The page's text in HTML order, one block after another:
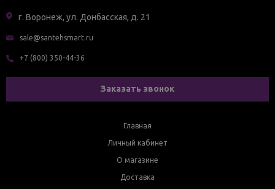
г. Воронеж, ул. Донбасская, д. 21
sale@santehsmart.ru
+7 (800) 350-44-36
Заказать звонок
Главная
Личный кабинет
О магазине
Доставка